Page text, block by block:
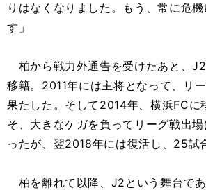
りはなくなりました。もう、常に危
す」
柏から戦力外通告を受けたあと、
移籍。2011年には主将となって、リ
果たした。そして2014年、横浜FCに
そ、大きなケガを負ってリーグ戦出
ったが、翌2018年には復活し、25試
柏を離れて以降、J2という舞台で